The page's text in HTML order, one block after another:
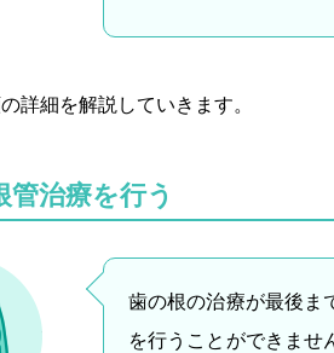
詳細を解説していきます。
管治療を行う
歯の根の治療が最後ま
を行うことができませ